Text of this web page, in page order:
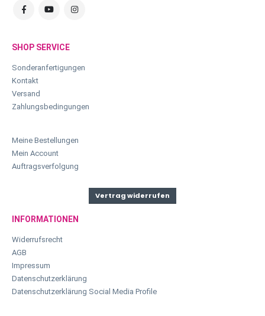
SHOP SERVICE
Sonderanfertigungen
Kontakt
Versand
Zahlungsbedingungen
Meine Bestellungen
Mein Account
Auftragsverfolgung
Vertrag widerrufen
INFORMATIONEN
Widerrufsrecht
AGB
Impressum
Datenschutzerklärung
Datenschutzerklärung Social Media Profile